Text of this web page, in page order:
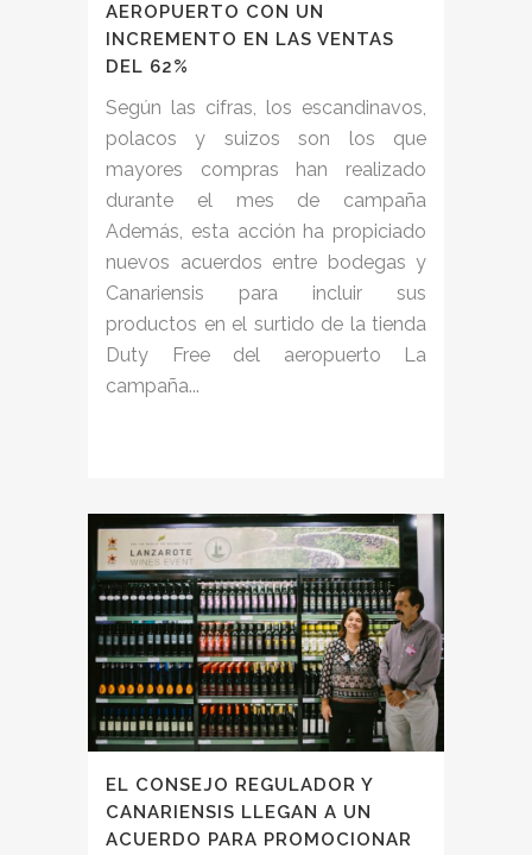
AEROPUERTO CON UN
INCREMENTO EN LAS VENTAS
DEL 62%
Según las cifras, los escandinavos,
polacos y suizos son los que
mayores compras han realizado
durante el mes de campaña
Además, esta acción ha propiciado
nuevos acuerdos entre bodegas y
Canariensis para incluir sus
productos en el surtido de la tienda
Duty Free del aeropuerto La
campaña...
EL CONSEJO REGULADOR Y
CANARIENSIS LLEGAN A UN
ACUERDO PARA PROMOCIONAR